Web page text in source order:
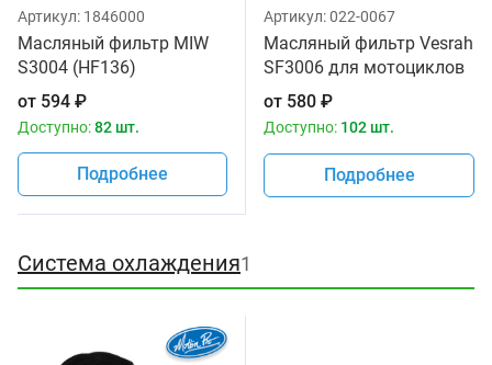
Артикул: 1846000
Масляный фильтр MIW
S3004 (HF136)
от 594 ₽
Доступно:82 шт.
Подробнее
Артикул:022-0067
Масляный фильтр Vesrah
SF3006 для мотоциклов
от 580 ₽
Доступно: 102 шт.
Подробнее
Система охлаждения1